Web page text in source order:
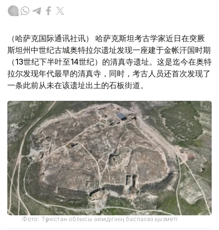
（哈萨克国际通讯社讯） 哈萨克斯坦考古学家近日在突厥
斯坦州中世纪古城奥特拉尔遗址发现一座建于金帐汗国时期
（13世纪下半叶至14世纪）的清真寺遗址。这是迄今在奥特
拉尔发现年代最早的清真寺，同时，考古人员还首次发现了
一条此前从未在该遗址出土的石板街道。
Фото: Түркістан облысы әкімдігінің баспасөз қызметі